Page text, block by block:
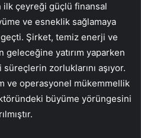
ilk çeyreği güçlü finansal
ve esneklik sağlamaya
Şirket, temiz enerji ve
yatırım yaparken
zorluklarını aşıyor.
ve operasyonel mükemmellik
büyüme yörüngesini